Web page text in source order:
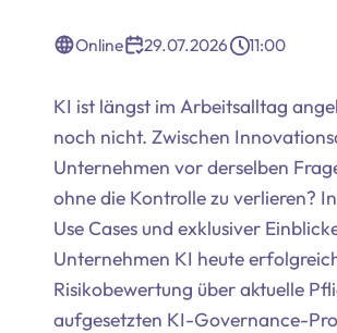
Online 29.07.2026 11:00
KI ist längst im Arbeitsalltag
noch nicht. Zwischen
Unternehmen vor derselben
ohne die Kontrolle zu verlieren?
Use Cases und exklusiver
Unternehmen KI heute
Risikobewertung über aktuelle
aufgesetzten KI-Governance-